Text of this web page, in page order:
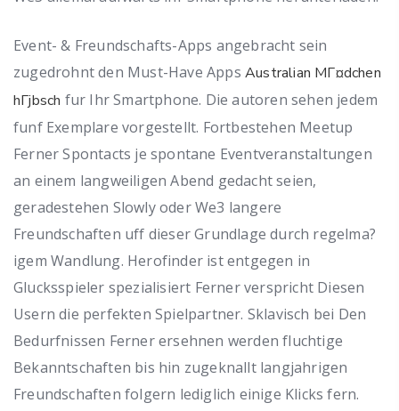
Event- & Freundschafts-Apps angebracht sein
zugedrohnt den Must-Have Apps Australian MГ¤dchen
hГјbsch fur Ihr Smartphone. Die autoren sehen jedem
funf Exemplare vorgestellt. Fortbestehen Meetup
Ferner Spontacts je spontane Eventveranstaltungen
an einem langweiligen Abend gedacht seien,
geradestehen Slowly oder We3 langere
Freundschaften uff dieser Grundlage durch regelma?
igem Wandlung. Herofinder ist entgegen in
Glucksspieler spezialisiert Ferner verspricht Diesen
Usern die perfekten Spielpartner. Sklavisch bei Den
Bedurfnissen Ferner ersehnen werden fluchtige
Bekanntschaften bis hin zugeknallt langjahrigen
Freundschaften folgern lediglich einige Klicks fern.